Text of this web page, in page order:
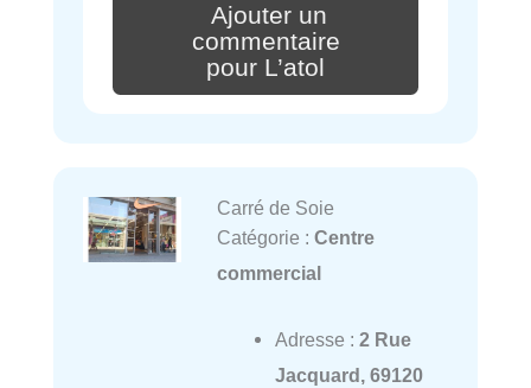
Ajouter un
commentaire
pour L’atol
Carré de Soie
Catégorie : Centre
commercial
Adresse : 2 Rue
Jacquard, 69120